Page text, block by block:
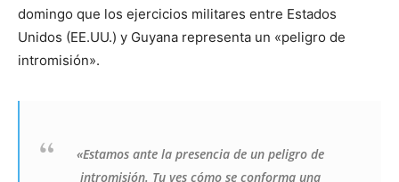
domingo que los ejercicios militares entre Estados
Unidos (EE.UU.) y Guyana representa un «peligro de
intromisión».
«Estamos ante la presencia de un peligro de
intromisión. Tu ves cómo se conforma una